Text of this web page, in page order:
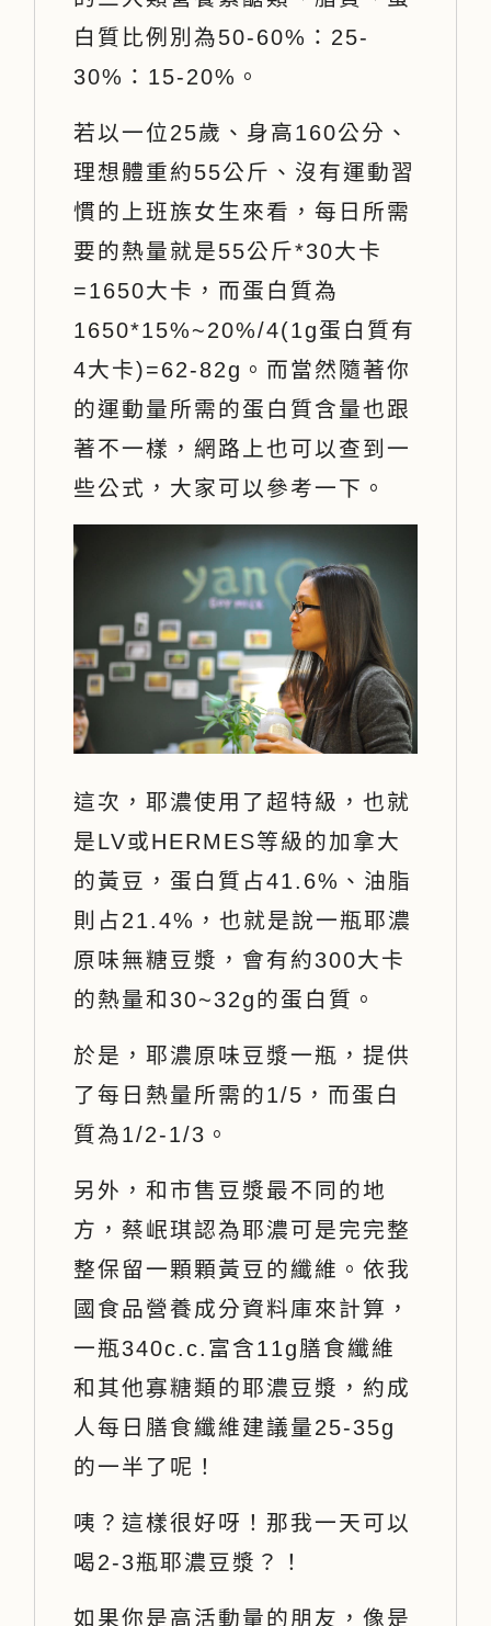
白質比例別為50-60%：25-
30%：15-20%。
若以一位25歲、身高160公分、
理想體重約55公斤、沒有運動習
慣的上班族女生來看，每日所需
要的熱量就是55公斤*30大卡
=1650大卡，而蛋白質為
1650*15%~20%/4(1g蛋白質有
4大卡)=62-82g。而當然隨著你
的運動量所需的蛋白質含量也跟
著不一樣，網路上也可以查到一
些公式，大家可以參考一下。
這次，耶濃使用了超特級，也就
是LV或HERMES等級的加拿大
的黃豆，蛋白質占41.6%、油脂
則占21.4%，也就是說一瓶耶濃
原味無糖豆漿，會有約300大卡
的熱量和30~32g的蛋白質。
於是，耶濃原味豆漿一瓶，提供
了每日熱量所需的1/5，而蛋白
質為1/2-1/3。
另外，和市售豆漿最不同的地
方，蔡岷琪認為耶濃可是完完整
整保留一顆顆黃豆的纖維。依我
國食品營養成分資料庫來計算，
一瓶340c.c.富含11g膳食纖維
和其他寡糖類的耶濃豆漿，約成
人每日膳食纖維建議量25-35g
的一半了呢！
咦？這樣很好呀！那我一天可以
喝2-3瓶耶濃豆漿？！
如果你是高活動量的朋友，像是